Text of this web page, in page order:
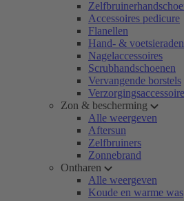
Accessoires pedicure
Flanellen
Hand- & voetsieraden
Nagelaccessoires
Scrubhandschoenen
Vervangende borstels
Zon & bescherming
Alle weergeven
Aftersun
Zelfbruiners
Zonnebrand
Ontharen
Alle weergeven
Koude en warme was